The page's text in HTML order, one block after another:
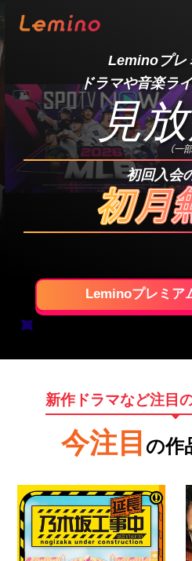
Leminoプレ
ドラマや音楽ラ
見
（一
初回入会
Leminoプレミア
新作ドラマなど注目
今注目 の作